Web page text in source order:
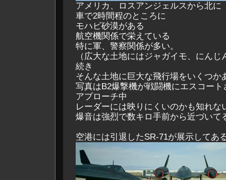
アメリカ、ロスアンジェルスから北に
車で2時間程のところに
モハビ砂漠がある
航空機関係で栄えている
特に軍、警察関係が多い。
（広大な土地にはジャガイモ、にん
続き
そんな土地に巨大な飛行場をいくつか
写真はB2爆撃機が戦闘機にエスコート
アプローチ中
レーダーには映りにくいのかも知れな
爆音は強烈で数キロ手前から近づいて
空港には引退したSR-71が展示してあ